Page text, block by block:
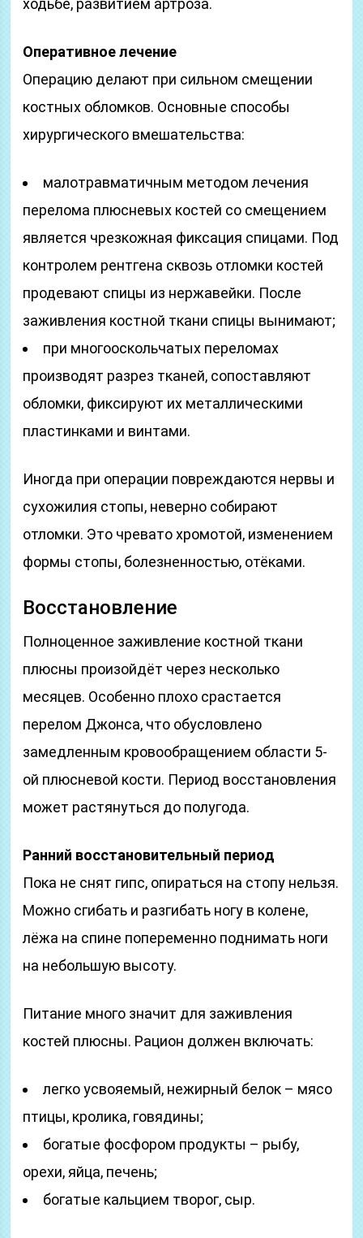
ходьбе, развитием артроза.
Оперативное лечение
Операцию делают при сильном смещении
костных обломков. Основные способы
хирургического вмешательства:
малотравматичным методом лечения
перелома плюсневых костей со смещением
является чрезкожная фиксация спицами. Под
контролем рентгена сквозь отломки костей
продевают спицы из нержавейки. После
заживления костной ткани спицы вынимают;
при многооскольчатых переломах
производят разрез тканей, сопоставляют
обломки, фиксируют их металлическими
пластинками и винтами.
Иногда при операции повреждаются нервы и
сухожилия стопы, неверно собирают
отломки. Это чревато хромотой, изменением
формы стопы, болезненностью, отёками.
Восстановление
Полноценное заживление костной ткани
плюсны произойдёт через несколько
месяцев. Особенно плохо срастается
перелом Джонса, что обусловлено
замедленным кровообращением области 5-
ой плюсневой кости. Период восстановления
может растянуться до полугода.
Ранний восстановительный период
Пока не снят гипс, опираться на стопу нельзя.
Можно сгибать и разгибать ногу в колене,
лёжа на спине попеременно поднимать ноги
на небольшую высоту.
Питание много значит для заживления
костей плюсны. Рацион должен включать:
легко усвояемый, нежирный белок – мясо
птицы, кролика, говядины;
богатые фосфором продукты – рыбу,
орехи, яйца, печень;
богатые кальцием творог, сыр.